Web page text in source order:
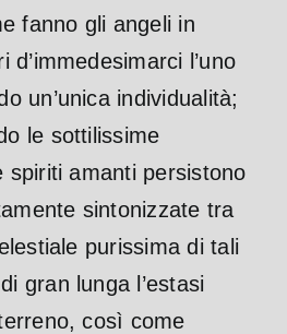
fanno gli angeli in
d’immedesimarci l’uno
un’unica individualità;
le sottilissime
spiriti amanti persistono
sintonizzate tra
purissima di tali
gran lunga l’estasi
così come